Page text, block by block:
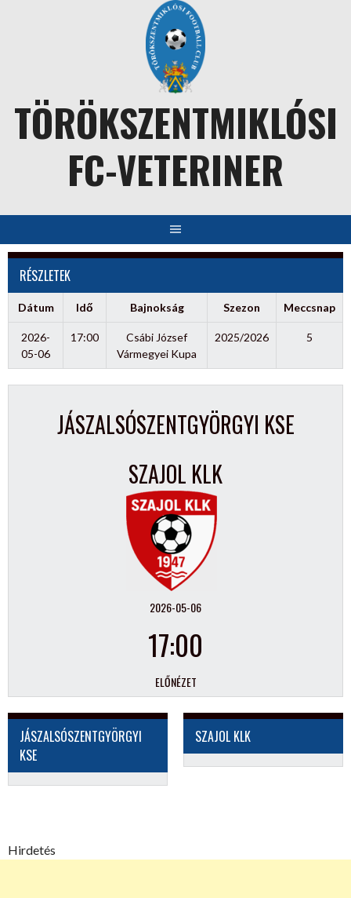
TÖRÖKSZENTMIKLÓSI
FC-VETERINER
RÉSZLETEK
Dátum Idő Bajnokság Szezon Meccsnap
2026-
05-06
17:00
Csábi József
Vármegyei Kupa
2025/2026 5
JÁSZALSÓSZENTGYÖRGYI KSE
SZAJOL KLK
2026-05-06
17:00
ELŐNÉZET
JÁSZALSÓSZENTGYÖRGYI
KSE
SZAJOL KLK
Hirdetés